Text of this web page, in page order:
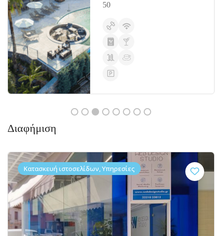
50
Διαφήμιση
Κατασκευή ιστοσελίδων, Υπηρεσίες